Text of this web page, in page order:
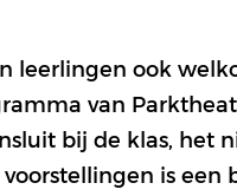
leerlingen ook
van
bij de klas, het
is een